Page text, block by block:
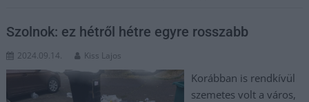
Szolnok: ez hétről hétre egyre rosszabb
2024.09.14. Kiss Lajos
Korábban is rendkívül
szemetes volt a város,